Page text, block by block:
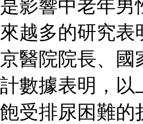
是影響中老年男
來越多的研究表
京醫院院長、國
計數據表明，以
飽受排尿困難的